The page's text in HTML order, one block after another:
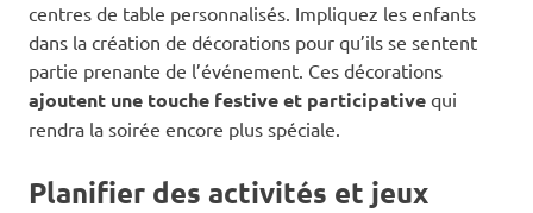
centres de table personnalisés. Impliquez les enfants
dans la création de décorations pour qu’ils se sentent
partie prenante de l’événement. Ces décorations
ajoutent une touche festive et participative qui
rendra la soirée encore plus spéciale.
Planifier des activités et jeux